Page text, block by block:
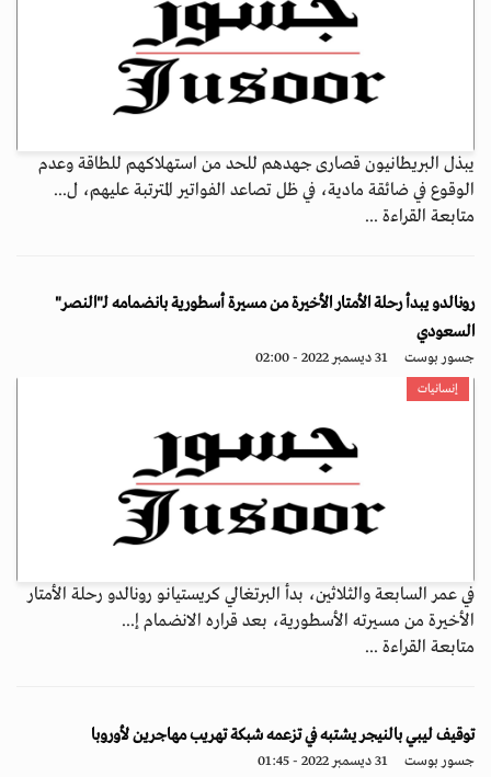
يبذل البريطانيون قصارى جهدهم للحد من استهلاكهم للطاقة وعدم
الوقوع في ضائقة مادية، في ظل تصاعد الفواتير المترتبة عليهم، ل...
متابعة القراءة ...
رونالدو يبدأ رحلة الأمتار الأخيرة من مسيرة أسطورية بانضمامه لـ"النصر"
السعودي
جسور بوست 31 ديسمبر 2022 - 02:00
إنسانيات
في عمر السابعة والثلاثين، بدأ البرتغالي كريستيانو رونالدو رحلة الأمتار
الأخيرة من مسيرته الأسطورية، بعد قراره الانضمام إ...
متابعة القراءة ...
توقيف ليبي بالنيجر يشتبه في تزعمه شبكة تهريب مهاجرين لأوروبا
جسور بوست 31 ديسمبر 2022 - 01:45